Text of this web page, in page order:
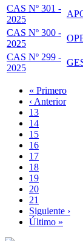
CAS Nº 301 -
2025
CAS Nº 300 -
2025
CAS Nº 299 -
2025
Paginación
Primera
página
« Primero
Página
anterior
‹ Anterior
Page
13
Page
14
Page
15
Page
16
Página
actual
17
Page
18
Page
19
Page
20
Page
21
Siguiente
página
Siguiente ›
Última
Último »